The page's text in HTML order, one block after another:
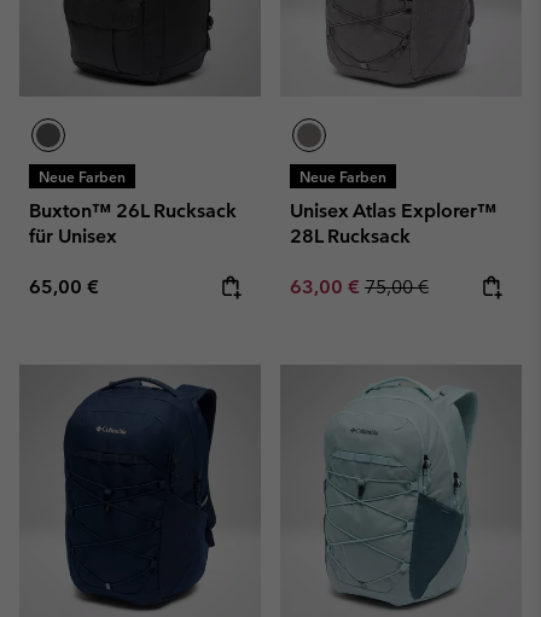
Neue Farben
Buxton™ 26L Rucksack
für Unisex
Regular price:
65,00 €
Neue Farben
Unisex Atlas Explorer™
28L Rucksack
Sale price:
63,00 € Regular price:
75,00 €